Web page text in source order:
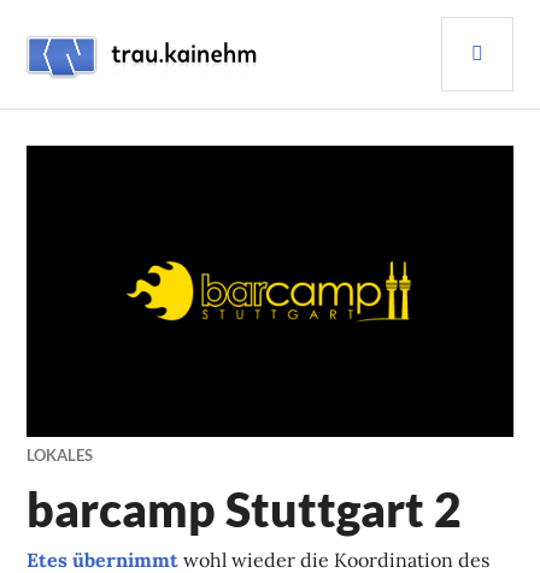
content
TRAU.KAINEHM
LOKALES
barcamp Stuttgart 2
Etes übernimmt wohl wieder die Koordination des